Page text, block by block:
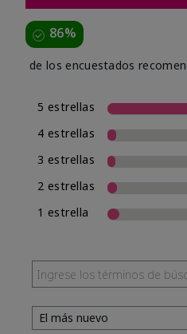
86%
de los encuestados
5 estrellas
4 estrellas
3 estrellas
2 estrellas
1 estrella